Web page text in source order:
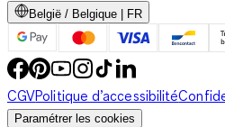
België / Belgique | FR
CGVPolitique d’accessibilité
Paramétrer les cookies